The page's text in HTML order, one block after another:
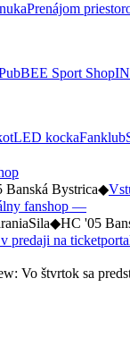
Prenájom
BEE Sport Shop
LED kockaFanklub
Banská Bystrica◆
fanshop —
◆HC '05
predaji na
Vo štvrtok sa